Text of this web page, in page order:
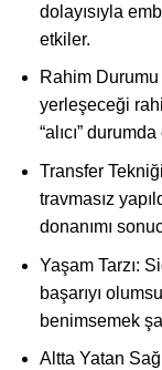
dolayısıyla
etkiler.
Rahim Durumu
yerleşeceği
“alıcı”
Transfer
travmasız
donanımı
Yaşam Tarzı:
başarıyı
benimsemek
Altta Yatan